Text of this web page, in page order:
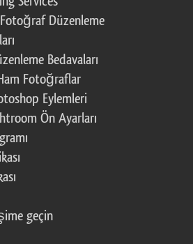
Düzenleme
Bedavaları
Fotoğraflar
Eylemleri
Ön Ayarları
geçin